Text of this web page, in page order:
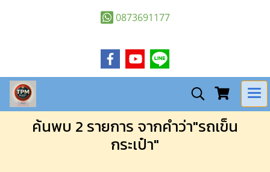
0873691177
ค้นพบ 2 รายการ จากคำว่า"รถเข็น
กระเป๋า"